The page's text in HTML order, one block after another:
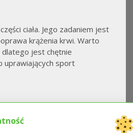
ciała. Jego zadaniem jest
krążenia krwi. Warto
dlatego jest chętnie
uprawiających sport